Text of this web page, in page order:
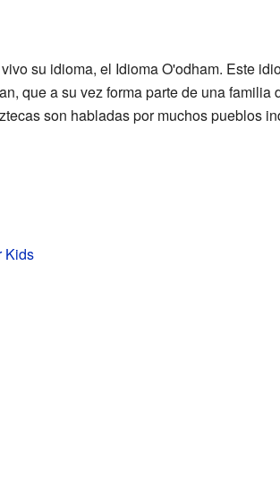
su idioma, el Idioma O'odham. Este
que a su vez forma parte de una familia
son habladas por muchos pueblos
Kids